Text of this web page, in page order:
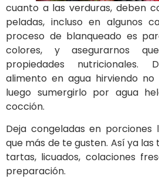
cuanto a las verduras, deben
peladas, incluso en algunos
proceso de blanqueado es
colores, y asegurarnos
propiedades nutricionales.
alimento en agua hirviendo
luego sumergirlo por agua
cocción.
Deja congeladas en
que más de te gusten. Así ya
tartas, licuados, colaciones
preparación.